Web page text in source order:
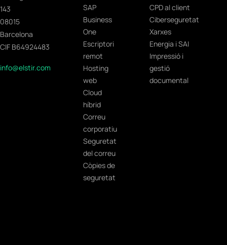
143
08015
Barcelona
CIF B64924483
info@elstir.com
SAP
Business
One
Escriptori
remot
Hosting
web
Cloud
híbrid
Correu
corporatiu
Seguretat
del correu
Còpies de
seguretat
CPD al client
Ciberseguretat
Xarxes
Energia i SAI
Impressió i
gestió
documental